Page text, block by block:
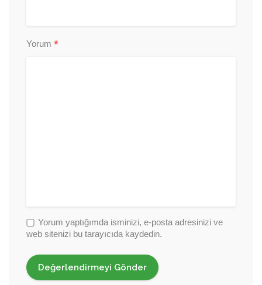
Yorum *
Yorum yaptığımda isminizi, e-posta adresinizi ve
web sitenizi bu tarayıcıda kaydedin.